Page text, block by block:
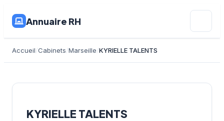
Annuaire RH
Accueil Cabinets Marseille KYRIELLE TALENTS
KYRIELLE TALENTS